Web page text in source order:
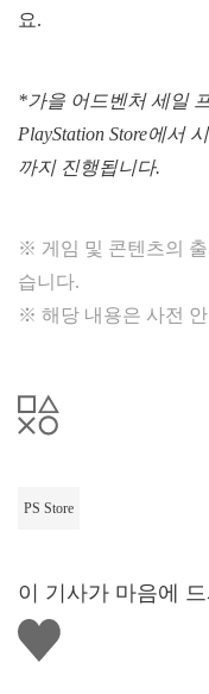
요.
*가을 어드벤처 세일
PlayStation Store에서
까지 진행됩니다.
※ 게임 및 콘텐츠의
습니다.
※ 해당 내용은 사전
PS Store
이 기사가 마음에
좋
아